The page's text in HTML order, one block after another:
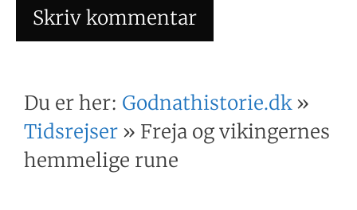
Du er her: Godnathistorie.dk»
Tidsrejser » Freja og vikingernes
hemmelige rune